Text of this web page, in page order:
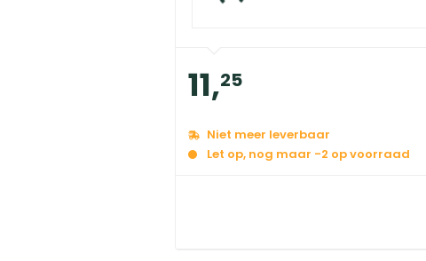
11,25
Niet meer leverbaar
Let op, nog maar -2 op voorraad